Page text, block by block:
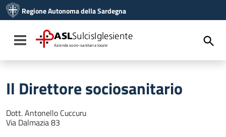
Vai al menu di navigazione
Vai al footer
Regione Autonoma della Sardegna
Toggle navigation
ASLSulcisIglesiente
Azienda socio-sanitaria locale
Il Direttore sociosanitario
Dott. Antonello Cuccuru
Via Dalmazia 83